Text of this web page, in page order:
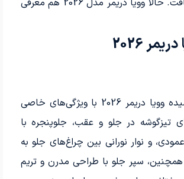
2024 افزایش یافت. حالا وویا دریمر مدل 2026 هم معرفی
2026
طراحی بدنه کشیده وویا دریمر 2026 با ویژگی‌های خاصی
تیزگوشه در جلو و عقب، جلوپنجره با
و نوار نورانی بین چراغ‌های جلو به
سپر جلو با طراحی مدرن و تریم